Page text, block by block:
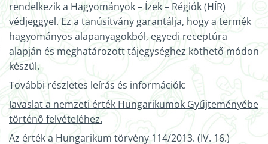
rendelkezik a Hagyományok – Ízek – Régiók (HÍR)
védjeggyel. Ez a tanúsítvány garantálja, hogy a termék
hagyományos alapanyagokból, egyedi receptúra
alapján és meghatározott tájegységhez köthető módon
készül.
További részletes leírás és információk:
Javaslat a nemzeti érték Hungarikumok Gyűjteményébe
történő felvételéhez.
Az érték a Hungarikum törvény 114/2013. (IV. 16.)